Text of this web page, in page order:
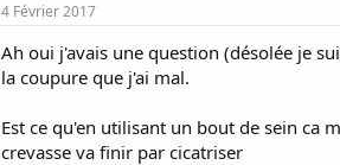
4 Février 2017
Ah oui j'avais une question (désolée je
la coupure que j'ai mal.
Est ce qu'en utilisant un bout de sein ca
crevasse va finir par cicatriser